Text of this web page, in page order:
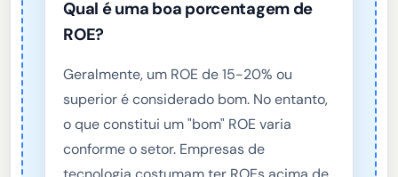
Qual é uma boa porcentagem de
ROE?
Geralmente, um ROE de 15-20% ou
superior é considerado bom. No entanto,
o que constitui um "bom" ROE varia
conforme o setor. Empresas de